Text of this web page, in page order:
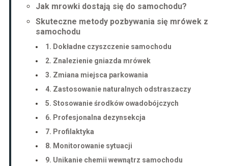
Jak mrowki dostają się do samochodu?
Skuteczne metody pozbywania się mrówek z
samochodu
1. Dokładne czyszczenie samochodu
2. Znalezienie gniazda mrówek
3. Zmiana miejsca parkowania
4. Zastosowanie naturalnych odstraszaczy
5. Stosowanie środków owadobójczych
6. Profesjonalna dezynsekcja
7. Profilaktyka
8. Monitorowanie sytuacji
9. Unikanie chemii wewnątrz samochodu